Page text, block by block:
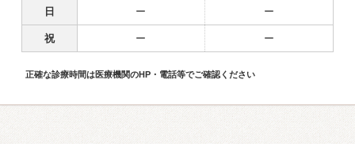
日 ー ー
祝 ー ー
正確な診療時間は医療機関のHP・電話等でご確認ください